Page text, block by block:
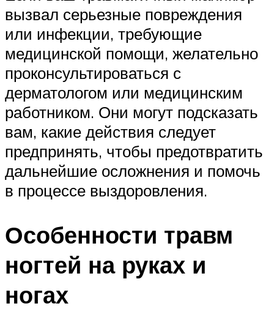
вызвал серьезные повреждения
или инфекции, требующие
медицинской помощи, желательно
проконсультироваться с
дерматологом или медицинским
работником. Они могут подсказать
вам, какие действия следует
предпринять, чтобы предотвратить
дальнейшие осложнения и помочь
в процессе выздоровления.
Особенности травм
ногтей на руках и
ногах